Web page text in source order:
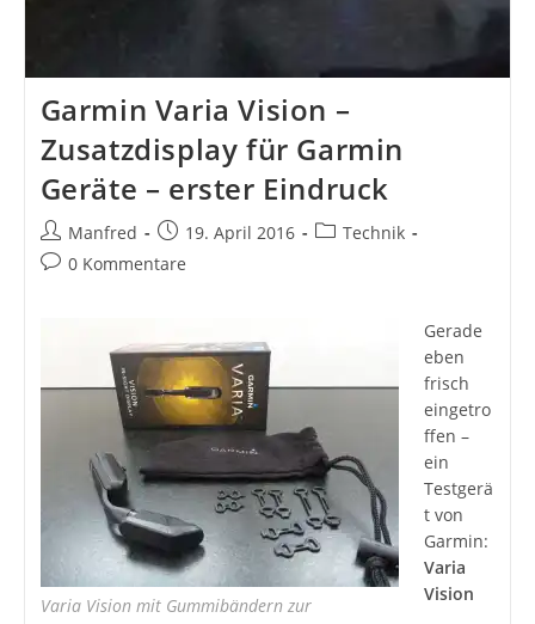
Garmin Varia Vision –
Zusatzdisplay für Garmin
Geräte – erster Eindruck
Beitrags-
Autor:
Manfred
Beitrag
veröffentlicht:
19. April 2016
Beitrags-
Technik
Beitrags-
0 Kommentare
Varia Vision mit Gummibändern zur
Gerade
eben
frisch
eingetro
ffen –
ein
Testgerä
t von
Garmin:
Varia
Vision